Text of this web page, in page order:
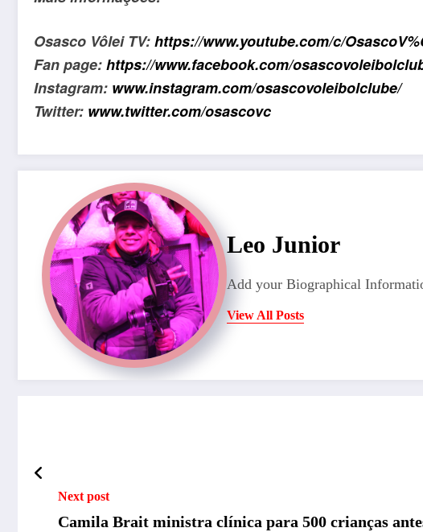
Osasco Vôlei TV:https://www.youtube.com/c/
Fan page:https://www.facebook.com/
Instagram: www.instagram.com/osascovoleibolclube/
Twitter: www.twitter.com/osascovc
Leo Junior
Add your Biographical
View All Posts
Next post
Camila Brait ministra clínica para 500 crianças